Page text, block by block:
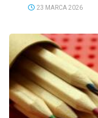
23 MARCA 2026